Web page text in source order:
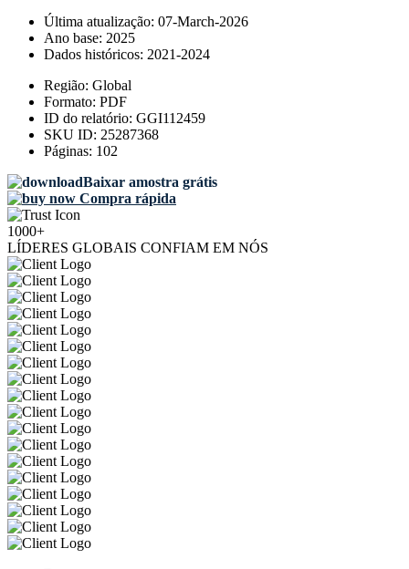
Última atualização: 07-March-2026
Ano base: 2025
Dados históricos: 2021-2024
Região: Global
Formato: PDF
ID do relatório: GGI112459
SKU ID: 25287368
Páginas: 102
Baixar amostra grátis
Compra rápida
1000+
LÍDERES GLOBAIS CONFIAM EM NÓS